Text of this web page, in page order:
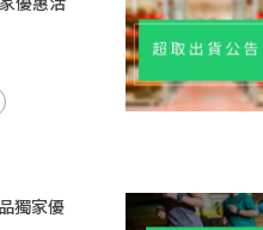
獨家優